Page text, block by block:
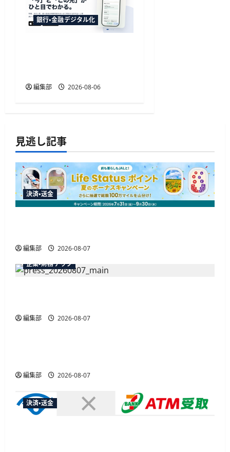
銀行・金融デジタル化
編集部 2026-08-06
見逃し記事
決済・送金
編集部
2026-08-07
企業・財務テック
編集部 2026-08-07
広告
編集部 2026-08-07
決済・送金